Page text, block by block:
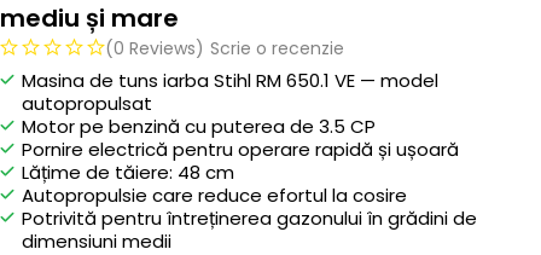
mediu și mare
(0 Reviews) Scrie o recenzie
Masina de tuns iarba Stihl RM 650.1 VE — model
autopropulsat
Motor pe benzină cu puterea de 3.5 CP
Pornire electrică pentru operare rapidă și ușoară
Lățime de tăiere: 48 cm
Autopropulsie care reduce efortul la cosire
Potrivită pentru întreținerea gazonului în grădini de
dimensiuni medii